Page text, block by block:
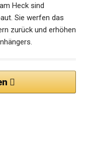
Heck sind
Sie werfen das
zurück und erhöhen